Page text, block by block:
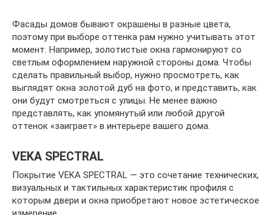
Фасады домов бывают окрашены в разные цвета,
поэтому при выборе оттенка рам нужно учитывать этот
момент. Например, золотистые окна гармонируют со
светлым оформлением наружной стороны дома. Чтобы
сделать правильный выбор, нужно просмотреть, как
выглядят окна золотой дуб на фото, и представить, как
они будут смотреться с улицы. Не менее важно
представлять, как упомянутый или любой другой
оттенок «заиграет» в интерьере вашего дома.
VEKA SPECTRAL
Покрытие VEKA SPECTRAL — это сочетание технических,
визуальных и тактильных характеристик профиля с
которым двери и окна приобретают новое эстетическое